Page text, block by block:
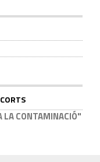
LA CONTAMINACIÓ"